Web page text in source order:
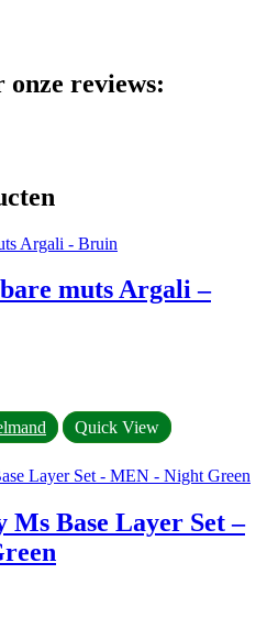
reviews:
muts Argali –
Quick View
Ms Base Layer Set –